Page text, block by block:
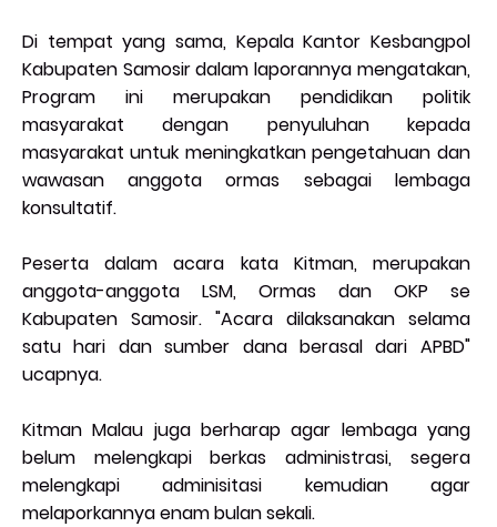
Di tempat yang sama, Kepala Kantor Kesbangpol
Kabupaten Samosir dalam laporannya mengatakan,
Program ini merupakan pendidikan politik
masyarakat dengan penyuluhan kepada
masyarakat untuk meningkatkan pengetahuan dan
wawasan anggota ormas sebagai lembaga
konsultatif.
Peserta dalam acara kata Kitman, merupakan
anggota-anggota LSM, Ormas dan OKP se
Kabupaten Samosir. "Acara dilaksanakan selama
satu hari dan sumber dana berasal dari APBD"
ucapnya.
Kitman Malau juga berharap agar lembaga yang
belum melengkapi berkas administrasi, segera
melengkapi adminisitasi kemudian agar
melaporkannya enam bulan sekali.